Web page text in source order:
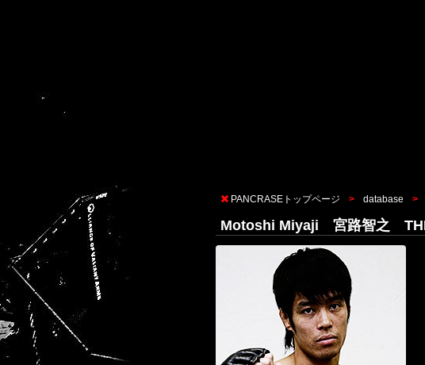
PANCRASEトップページ database
Motoshi Miyaji 宮路智之